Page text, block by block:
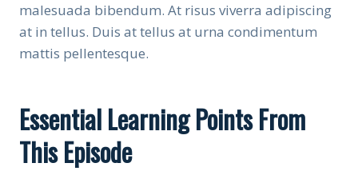
malesuada bibendum. At risus viverra adipiscing
at in tellus. Duis at tellus at urna condimentum
mattis pellentesque.
Essential Learning Points From
This Episode